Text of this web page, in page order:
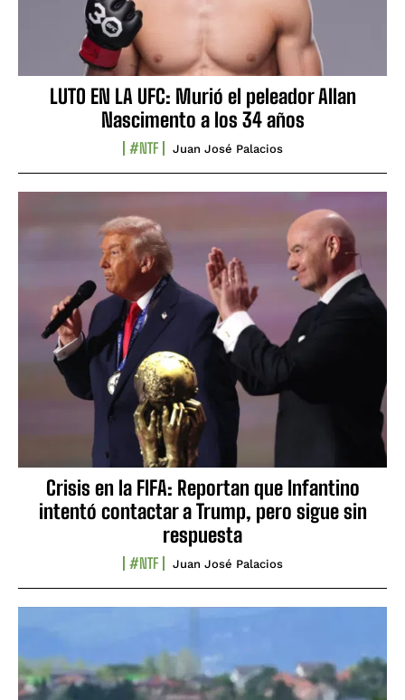
LUTO EN LA UFC: Murió el peleador Allan
Nascimento a los 34 años
#NTF Juan José Palacios
Crisis en la FIFA: Reportan que Infantino
intentó contactar a Trump, pero sigue sin
respuesta
#NTF Juan José Palacios